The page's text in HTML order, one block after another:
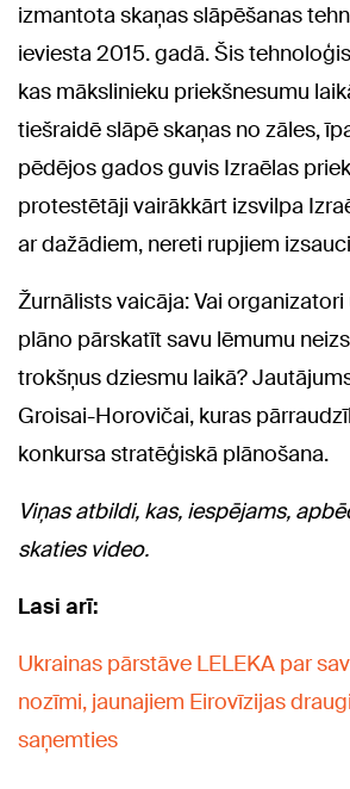
izmantota skaņas slāpēšanas
ieviesta 2015. gadā. Šis
kas mākslinieku priekšnesumu
tiešraidē slāpē skaņas no zāles,
pēdējos gados guvis Izraēlas
protestētāji vairākkārt izsvilpa
ar dažādiem, nereti rupjiem
Žurnālists vaicāja: Vai
plāno pārskatīt savu lēmumu
trokšņus dziesmu laikā?
Groisai-Horovičai, kuras
konkursa stratēģiskā plānošana.
Viņas atbildi, kas, iespējams,
skaties video.
Lasi arī:
Ukrainas pārstāve LELEKA par
nozīmi, jaunajiem Eirovīzijas
saņemties